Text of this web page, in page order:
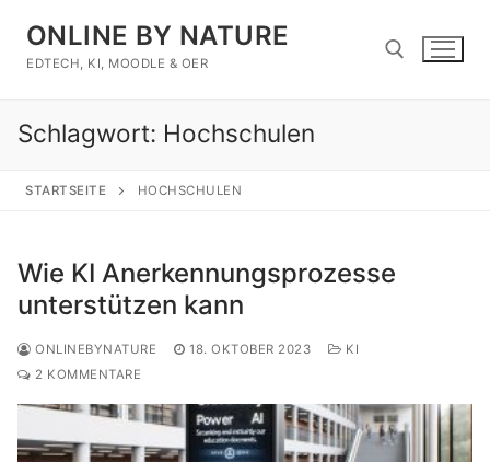
Inhalt
springen
ONLINE BY NATURE
EDTECH, KI, MOODLE & OER
Suchen nach:
Schlagwort: Hochschulen
STARTSEITE HOCHSCHULEN
Wie KI Anerkennungsprozesse
unterstützen kann
ONLINEBYNATURE 18. OKTOBER 2023
KI
2 KOMMENTARE